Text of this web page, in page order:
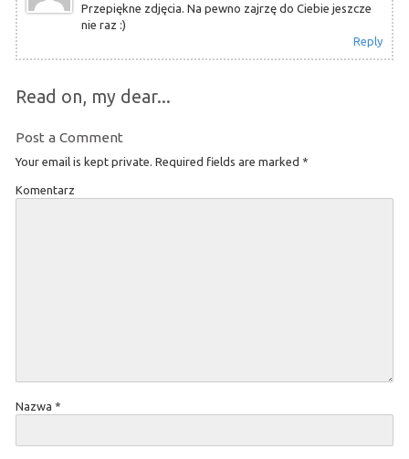
Przepiękne zdjęcia. Na pewno zajrzę do Ciebie jeszcze
nie raz :)
Reply
Read on, my dear...
Post a Comment
Your email is kept private. Required fields are marked *
Komentarz
Nazwa *